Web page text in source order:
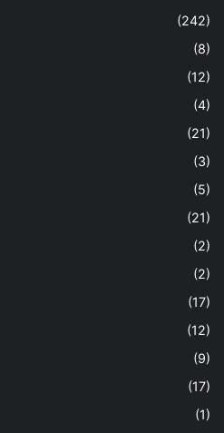
(242)
(8)
(12)
(4)
(21)
(3)
(5)
(21)
(2)
(2)
(17)
(12)
(9)
(17)
(1)